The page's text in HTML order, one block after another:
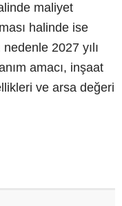
maliyet
halinde ise
2027 yılı
amacı, inşaat
ve arsa değeri